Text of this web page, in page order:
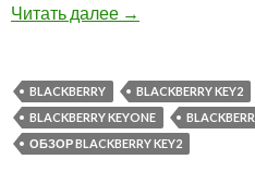
Читать далее Что выбрать
→
BLACKBERRY BLACKBERRY KEY2
BLACKBERRY KEYONE
ОБЗОР BLACKBERRY KEY2